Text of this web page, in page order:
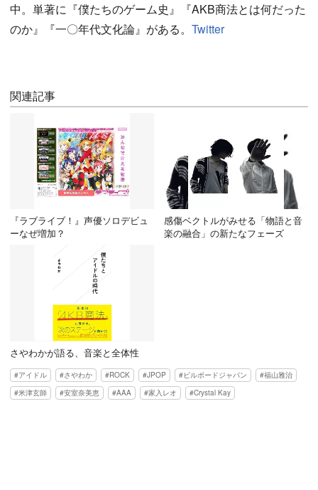
中。単著に『僕たちのゲーム史』『AKB商法とは何だった
のか』『一〇年代文化論』がある。 Twitter
関連記事
『ラブライブ！』声優ソロデビュ
ーなぜ増加？
感傷ベクトルがみせる「物語と音
楽の融合」の新たなフェーズ
さやわかが語る、音楽と全体性
アイドル さやわか ROCK JPOP ビルボードジャパン
福山雅治
米津玄師
安室奈美恵 AAA 家入レオ Crystal Kay